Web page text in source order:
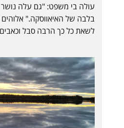
עולה בי משפט: "גם עלה
בלבה של האיאווסקה." אלוהים
לשאת כל כך הרבה סבל